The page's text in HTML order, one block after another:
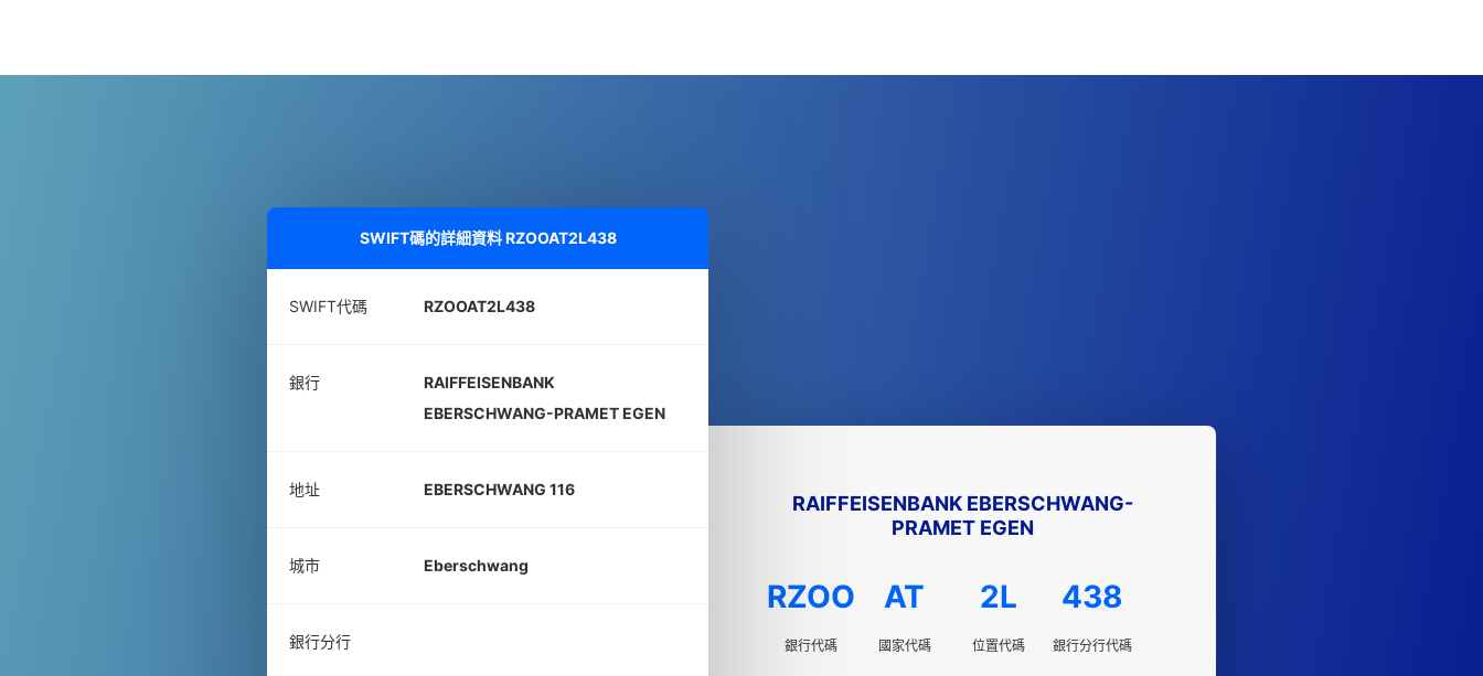
SWIFT碼的詳細資料RZOOAT2L438
SWIFT代碼 RZOOAT2L438
銀行
RAIFFEISENBANK
EBERSCHWANG-PRAMET EGEN
地址 EBERSCHWANG 116
城市 Eberschwang
銀行分行
RAIFFEISENBANK EBERSCHWANG-
PRAMET EGEN
RZOO
銀行代碼
AT
國家代碼
2L
位置代碼
438
銀行分行代碼